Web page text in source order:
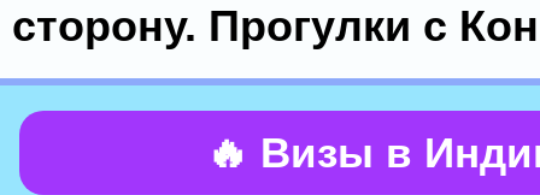
сторону. Прогулки с
🔥 Визы в